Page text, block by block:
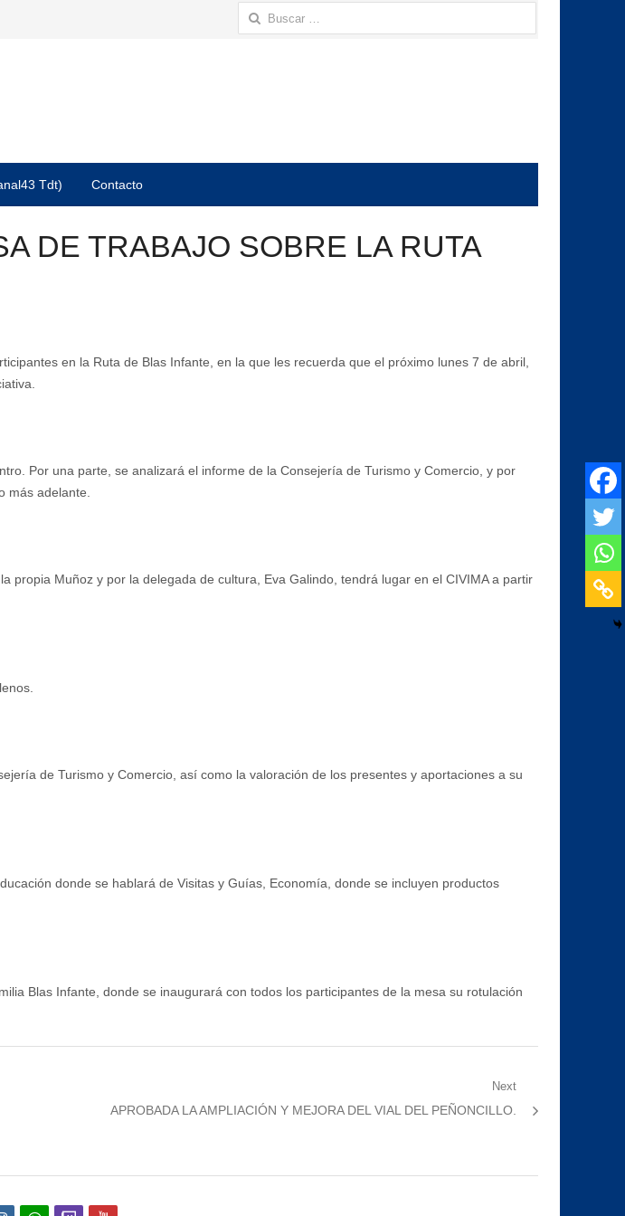
Buscar:
Tdt) Contacto
DE TRABAJO SOBRE LA RUTA
en la Ruta de Blas Infante, en la que les recuerda que el próximo lunes 7 de abril,
Por una parte, se analizará el informe de la Consejería de Turismo y Comercio, y por
más adelante.
Muñoz y por la delegada de cultura, Eva Galindo, tendrá lugar en el CIVIMA a partir
de Turismo y Comercio, así como la valoración de los presentes y aportaciones a su
donde se hablará de Visitas y Guías, Economía, donde se incluyen productos
Blas Infante, donde se inaugurará con todos los participantes de la mesa su rotulación
Next
Next
APROBADA LA AMPLIACIÓN Y MEJORA DEL VIAL DEL PEÑONCILLO.